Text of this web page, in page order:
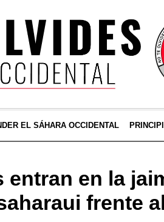
EL SÁHARA OCCIDENTAL
en la
frente